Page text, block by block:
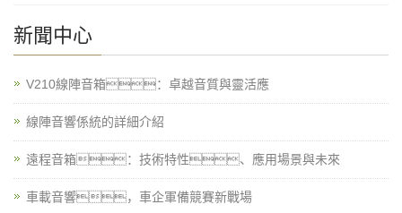
新聞中心
V210線陣音箱：卓越音質與靈活應
線陣音響係統的詳細介紹
遠程音箱：技術特性、應用場景與未來
車載音響，車企軍備競賽新戰場